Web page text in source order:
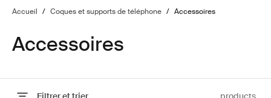
Accueil / Coques et supports de téléphone / Accessoires
Accessoires